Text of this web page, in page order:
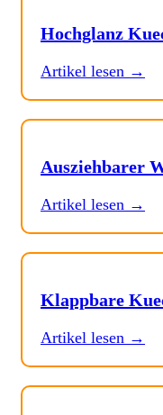
Hochglanz
Artikel lesen →
Ausziehbarer
Artikel lesen →
Klappbare
Artikel lesen →